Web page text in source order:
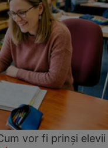
vor fi prinși elevii